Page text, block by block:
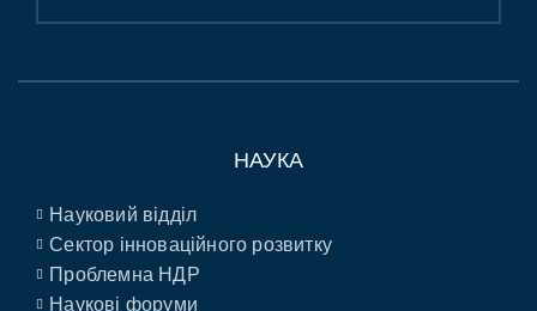
НАУКА
Науковий відділ
Сектор інноваційного розвитку
Проблемна НДР
Наукові форуми